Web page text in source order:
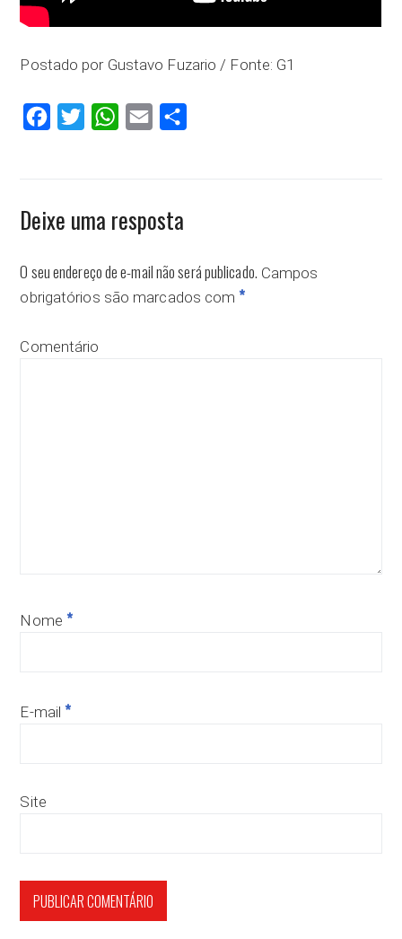
Postado por Gustavo Fuzario / Fonte: G1
FacebookTwitter WhatsApp
Email
Deixe uma resposta
O seu endereço de e-mail não será publicado. Campos
obrigatórios são marcados com *
Comentário
Nome *
E-mail *
Site